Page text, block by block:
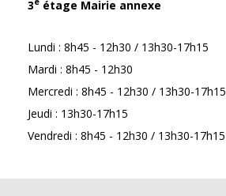
3 étage Mairie annexe
Lundi : 8h45 - 12h30 / 13h30-17h15
Mardi : 8h45 - 12h30
Mercredi : 8h45 - 12h30 / 13h30-17h15
Jeudi : 13h30-17h15
Vendredi : 8h45 - 12h30 / 13h30-17h15